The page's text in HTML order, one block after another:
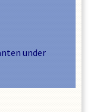
under